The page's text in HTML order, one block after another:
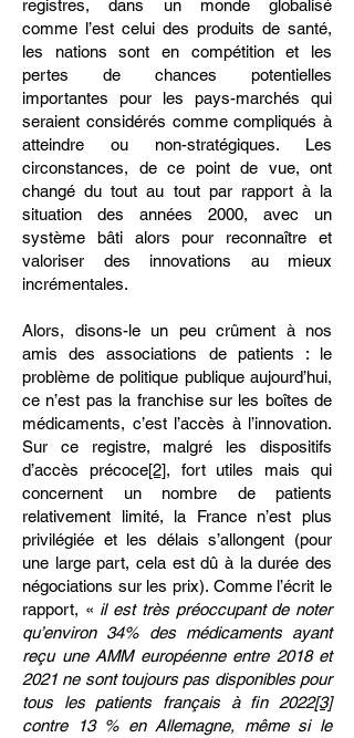
registres, dans un monde globalisé
comme l’est celui des produits de santé,
les nations sont en compétition et les
pertes de chances potentielles
importantes pour les pays-marchés qui
seraient considérés comme compliqués à
atteindre ou non-stratégiques. Les
circonstances, de ce point de vue, ont
changé du tout au tout par rapport à la
situation des années 2000, avec un
système bâti alors pour reconnaître et
valoriser des innovations au mieux
incrémentales.
Alors, disons-le un peu crûment à nos
amis des associations de patients : le
problème de politique publique aujourd’hui,
ce n’est pas la franchise sur les boîtes de
médicaments, c’est l’accès à l’innovation.
Sur ce registre, malgré les dispositifs
d’accès précoce[2], fort utiles mais qui
concernent un nombre de patients
relativement limité, la France n’est plus
privilégiée et les délais s’allongent (pour
une large part, cela est dû à la durée des
négociations sur les prix). Comme l’écrit le
rapport, « il est très préoccupant de noter
qu’environ 34% des médicaments ayant
reçu une AMM européenne entre 2018 et
2021 ne sont toujours pas disponibles pour
tous les patients français à fin 2022[3]
contre 13 % en Allemagne, même si le